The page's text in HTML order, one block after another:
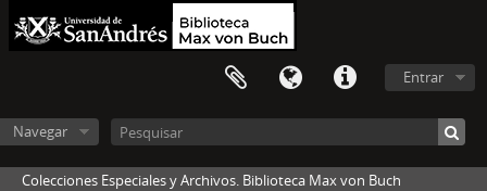
Entrar
Navegar
Colecciones Especiales y Archivos. Biblioteca Max von Buch